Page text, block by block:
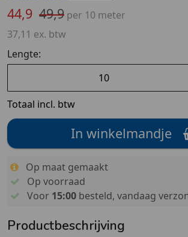
44,9 49,9 per 10 meter
37,11 ex. btw
Lengte:
Totaal incl. btw
In winkelmandje
Op maat gemaakt
Op voorraad
Voor 15:00besteld, vandaag
Productbeschrijving